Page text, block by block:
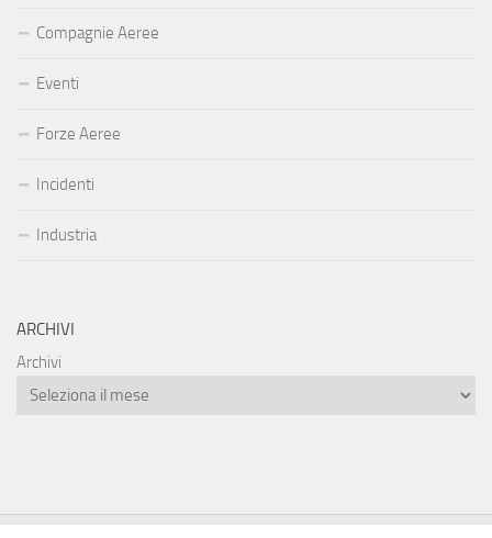
Compagnie Aeree
Eventi
Forze Aeree
Incidenti
Industria
ARCHIVI
Archivi